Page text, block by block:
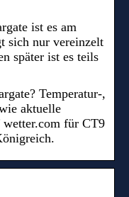
ist es am
sich nur vereinzelt
später ist es teils
Temperatur-,
aktuelle
wetter.com für CT9